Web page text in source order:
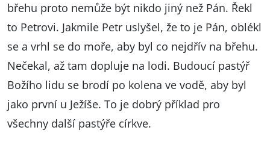
břehu proto nemůže být nikdo jiný než Pán. Řekl
to Petrovi. Jakmile Petr uslyšel, že to je Pán, oblékl
se a vrhl se do moře, aby byl co nejdřív na břehu.
Nečekal, až tam dopluje na lodi. Budoucí pastýř
Božího lidu se brodí po kolena ve vodě, aby byl
jako první u Ježíše. To je dobrý příklad pro
všechny další pastýře církve.